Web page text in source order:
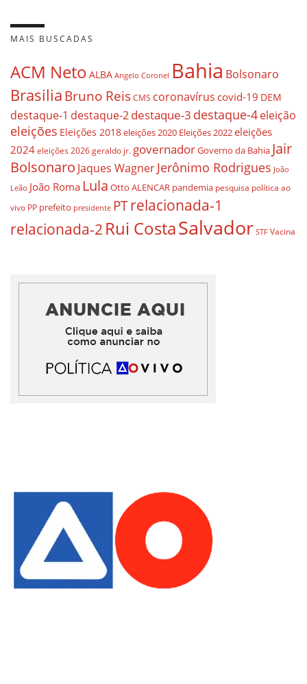
MAIS BUSCADAS
ACM Neto ALBA Angelo Coronel Bahia Bolsonaro
BrasiliaBruno ReisCMS coronavírus covid-19 DEM
destaque-1 destaque-2destaque-3 destaque-4eleição
eleições Eleições 2018eleições 2020 Eleições 2022eleições
2024 eleições 2026 geraldo jr. governadorGoverno da Bahia Jair
Bolsonaro Jaques WagnerJerônimo Rodrigues João
Leão João Roma Lula Otto ALENCAR pandemia pesquisa política ao
vivo PP prefeito presidente PTrelacionada-1
relacionada-2 Rui CostaSalvador STF Vacina